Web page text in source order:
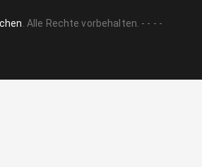
. Alle Rechte vorbehalten. - - - -